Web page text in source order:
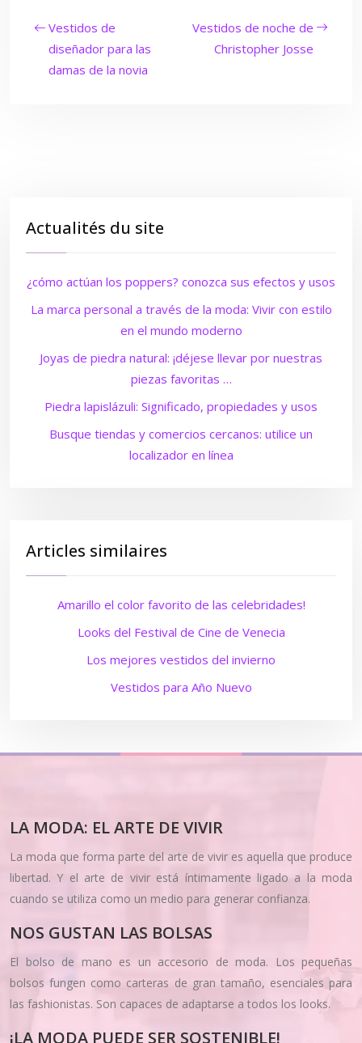
Vestidos de
diseñador para las
damas de la novia
Vestidos de noche de
Christopher Josse
Actualités du site
¿cómo actúan los poppers? conozca sus efectos y usos
La marca personal a través de la moda: Vivir con estilo
en el mundo moderno
Joyas de piedra natural: ¡déjese llevar por nuestras
piezas favoritas …
Piedra lapislázuli: Significado, propiedades y usos
Busque tiendas y comercios cercanos: utilice un
localizador en línea
Articles similaires
Amarillo el color favorito de las celebridades!
Looks del Festival de Cine de Venecia
Los mejores vestidos del invierno
Vestidos para Año Nuevo
LA MODA: EL ARTE DE VIVIR
La moda que forma parte del arte de vivir es aquella que produce
libertad. Y el arte de vivir está íntimamente ligado a la moda
cuando se utiliza como un medio para generar confianza.
NOS GUSTAN LAS BOLSAS
El bolso de mano es un accesorio de moda. Los pequeñas
bolsos fungen como carteras de gran tamaño, esenciales para
las fashionistas. Son capaces de adaptarse a todos los looks.
¡LA MODA PUEDE SER SOSTENIBLE!